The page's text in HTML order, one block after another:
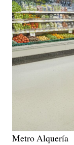
Metro Alquería